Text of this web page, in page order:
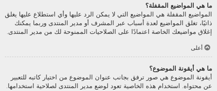
ما هي المواضيع المقفلة؟
المواضيع المقفلة هي المواضيع التي لا يمكن الرد عليها وأي استطلاع عليها يغلق
ذاتيًا، تغلق المواضيع لعدة أسباب عبر المشرف أو مدير المنتدى وربما يمكنك
إغلاق مواضيعك الخاصة اعتمادًا على الصلاحيات الممنوحة لك من مدير المنتدى.
أعلى
ما هي أيقونة الموضوع؟
أيقونة الموضوع هي صور ترفق بجانب عنوان الموضوع من اختيار كاتبه للتعبير
عن محتواه. استخدام هذه الخاصية تعود لوضع مدير المنتدى لصلاحية استخدامها.